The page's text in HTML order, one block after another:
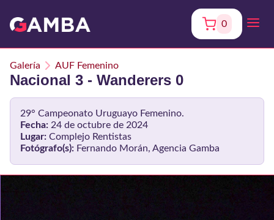
0
Galería AUF Femenino
Nacional 3 - Wanderers 0
29° Campeonato Uruguayo Femenino.
Fecha: 24 de octubre de 2024
Lugar: Complejo Rentistas
Fotógrafo(s): Fernando Morán, Agencia Gamba